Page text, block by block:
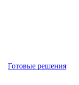
Готовые решения